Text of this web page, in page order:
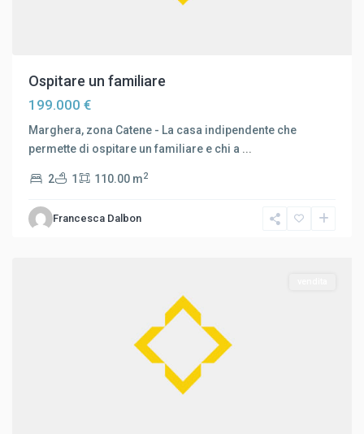
Ospitare un familiare
199.000 €
Marghera, zona Catene - La casa indipendente che
permette di ospitare un familiare e chi a ...
2 1 110.00 m2
Francesca Dalbon
Carpenedo,